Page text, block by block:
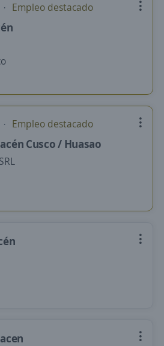
Empleo destacado
Empleo destacado
Cusco / Huasao